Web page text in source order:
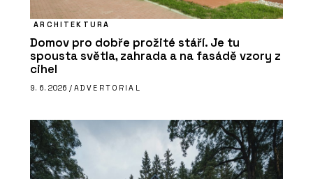
ARCHITEKTURA
Domov pro dobře prožité stáří. Je tu
spousta světla, zahrada a na fasádě vzory z
cihel
9. 6. 2026 / ADVERTORIAL